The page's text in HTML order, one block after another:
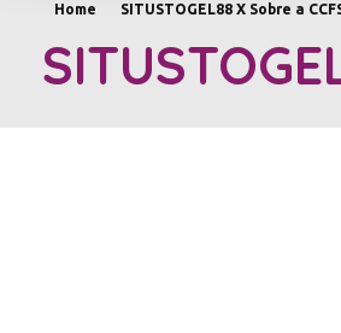
Home SITUSTOGEL88 X Sobre a